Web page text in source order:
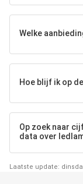
Welke
Hoe blijf ik op
Op zoek naar
data over
Laatste update: